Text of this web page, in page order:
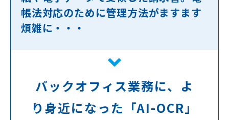
帳法対応のために管理方法がますます
煩雑に・・・
バックオフィス業務に、よ
り身近になった「AI-OCR」